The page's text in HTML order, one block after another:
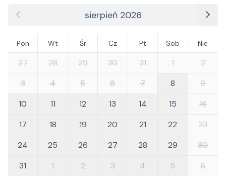
sierpień 2026
Pon Wt Śr Cz Pt Sob Nie
27 28 29 30 31 1
2
3
4 5 6 7 8
9
10
11 12 13 14 15
16
17
18 19 20 21 22
23
24
25 26 27 28 29
30
31
1 2 3 4 5 6